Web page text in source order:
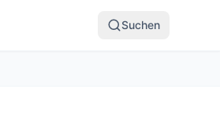
Suchen